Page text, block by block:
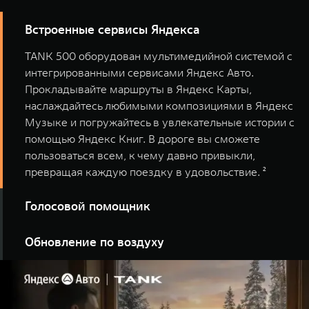
Встроенные сервисы Яндекса
TANK 500 оборудован мультимедийной системой с
интегрированными сервисами Яндекс Авто.
Прокладывайте маршруты в Яндекс Карты,
наслаждайтесь любимыми композициями в Яндекс
Музыке и погружайтесь в увлекательные истории с
помощью Яндекс Книг. В дороге вы сможете
пользоваться всем, к чему давно привыкли,
превращая каждую поездку в удовольствие. ²
Голосовой помощник
позволяет управлять функциями автомобиля и
мультимедиа, не отвлекаясь от дороги: регулировать
климат-контроль, открывать окна и дверь багажника,
переключать музыку ипрокладывать маршруты, а
Обновление по воздуху
Обновление программного обеспечения вашего
автомобиля доступно онлайн, без посещения
дилерского центра. Несколько простых шагов — и вы